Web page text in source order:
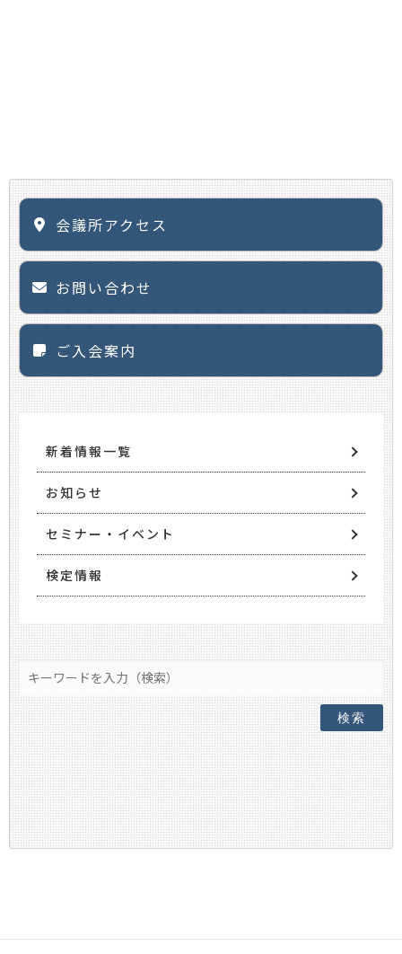
会議所アクセス
お問い合わせ
ご入会案内
新着情報一覧
お知らせ
セミナー・イベント
検定情報
検索